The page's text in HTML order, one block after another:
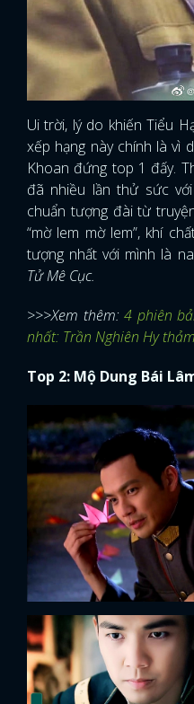
Ui trời, lý do khiến Tiểu
xếp hạng này chính là vì
Khoan đứng top 1 đấy.
đã nhiều lần thử sức
chuẩn tượng đài từ
“mờ lem mờ lem”, khí
tượng nhất với mình là
Tử Mê Cục.
>>>Xem thêm:4 phiên
nhất: Trần Nghiên Hy
Top 2: Mộ Dung Bái